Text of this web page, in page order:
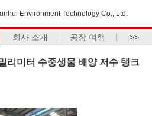
Environment Technology Co., Ltd.
회사 소개 공장 여행 >>
리미터 수중생물 배양 저수 탱크